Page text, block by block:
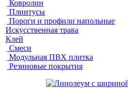
Ковролин
Плинтусы
Пороги и профили напольные
Искусственная трава
Клей
Смеси
Модульная ПВХ плитка
Резиновые покрытия